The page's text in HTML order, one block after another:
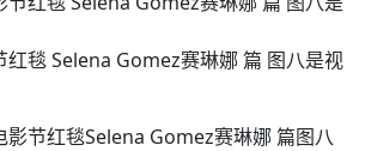
红毯 Selena Gomez赛琳娜 篇 图八是视
节红毯Selena Gomez赛琳娜 篇图八